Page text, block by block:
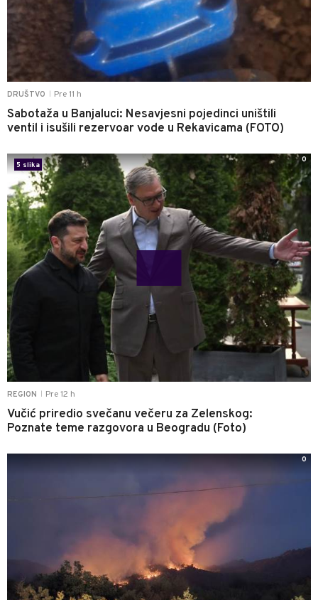
DRUŠTVO Pre 11 h
Sabotaža u Banjaluci: Nesavjesni pojedinci uništili
ventil i isušili rezervoar vode u Rekavicama (FOTO)
REGION Pre 12 h
Vučić priredio svečanu večeru za Zelenskog:
Poznate teme razgovora u Beogradu (Foto)
5 slika
0
0